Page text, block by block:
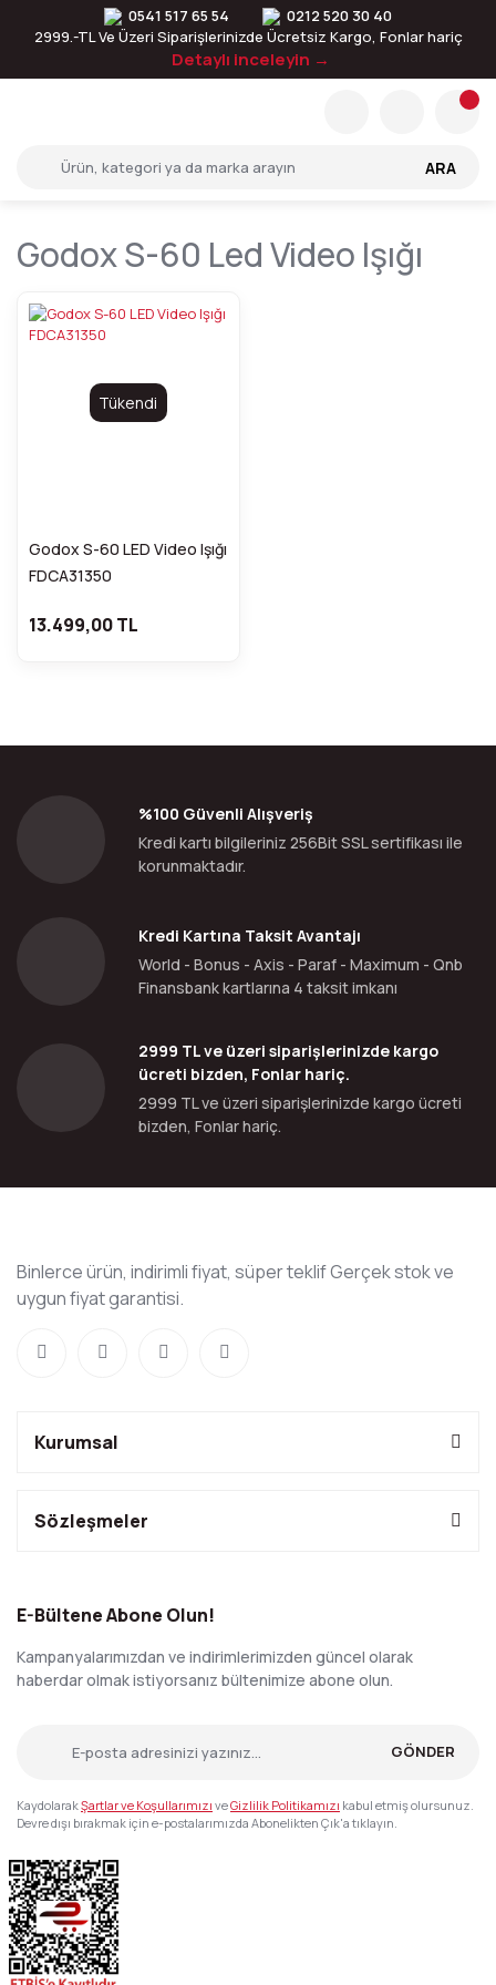
0541 517 65 54
0212 520 30 40
2999.-TL Ve Üzeri Siparişlerinizde Ücretsiz Kargo, Fonlar hariç
Detaylı inceleyin →
ARA
Godox S-60 Led Video Işığı
Tükendi
Godox S-60 LED Video Işığı
FDCA31350
13.499,00 TL
%100 Güvenli Alışveriş
Kredi kartı bilgileriniz 256Bit SSL sertifikası ile
korunmaktadır.
Kredi Kartına Taksit Avantajı
World - Bonus - Axis - Paraf - Maximum - Qnb
Finansbank kartlarına 4 taksit imkanı
2999 TL ve üzeri siparişlerinizde kargo
ücreti bizden, Fonlar hariç.
2999 TL ve üzeri siparişlerinizde kargo ücreti
bizden, Fonlar hariç.
Binlerce ürün, indirimli fiyat, süper teklif Gerçek stok ve
uygun fiyat garantisi.
Kurumsal
Sözleşmeler
E-Bültene Abone Olun!
Kampanyalarımızdan ve indirimlerimizden güncel olarak
haberdar olmak istiyorsanız bültenimize abone olun.
GÖNDER
KaydolarakŞartlar ve Koşullarımızı veGizlilik Politikamızı kabul etmiş olursunuz.
Devre dışı bırakmak için e-postalarımızda Abonelikten Çık'a tıklayın.